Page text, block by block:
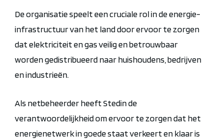
De organisatie speelt een cruciale rol in de energie-
infrastructuur van het land door ervoor te zorgen
dat elektriciteit en gas veilig en betrouwbaar
worden gedistribueerd naar huishoudens, bedrijven
en industrieën.
Als netbeheerder heeft Stedin de
verantwoordelijkheid om ervoor te zorgen dat het
energienetwerk in goede staat verkeert en klaar is